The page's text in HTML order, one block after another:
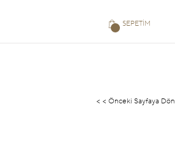
SEPETIM
< < Önceki Sayfaya Dön